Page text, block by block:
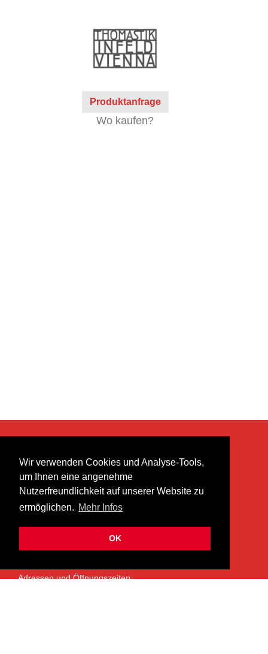
Wir verwenden Cookies und Analyse-Tools,
um Ihnen eine angenehme
Nutzerfreundlichkeit auf unserer Website zu
ermöglichen. Mehr Infos
OK
Produktanfrage
Wo kaufen?
heer musik ag
Lättenstrasse 35
8952 Schlieren
info@heermusic.com
ÜBER UNS
Adressen und Öffnungszeiten